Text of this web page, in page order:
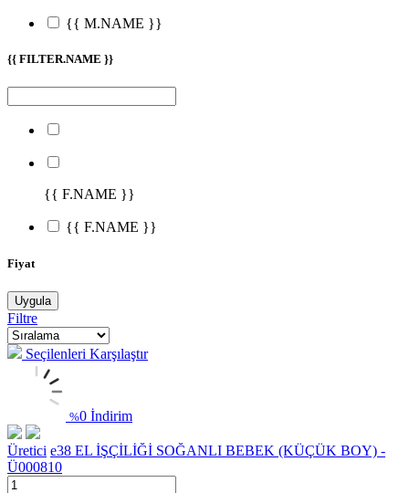
{{ M.NAME }}
{{ FILTER.NAME }}
{{ F.NAME }}
{{ F.NAME }}
Fiyat
Uygula
Filtre
Seçilenleri Karşılaştır
%0 İndirim
Üretici e38 EL İŞÇİLİĞİ SOĞANLI BEBEK (KÜÇÜK BOY) -
Ü000810